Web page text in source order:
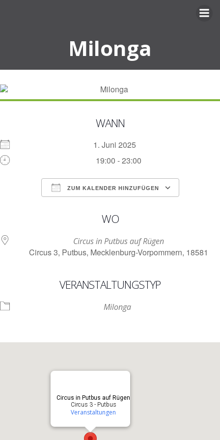
Milonga
WANN
1. Juni 2025
19:00 - 23:00
ZUM KALENDER HINZUFÜGEN
WO
Circus in Putbus auf Rügen
Circus 3, Putbus, Mecklenburg-Vorpommern, 18581
VERANSTALTUNGSTYP
Milonga
Circus in Putbus auf Rügen
Circus 3 - Putbus
Veranstaltungen